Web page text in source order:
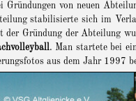
Gründungen von neuen
stabilisierte sich im
Gründung der Abteilung
. Man startete bei
aus dem Jahr 1997